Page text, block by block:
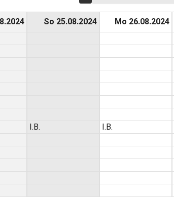
So 25.08.2024
I.B.
Mo 26.08.2024
I.B.